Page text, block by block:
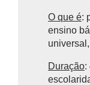
O que é:
ensino
Duração: